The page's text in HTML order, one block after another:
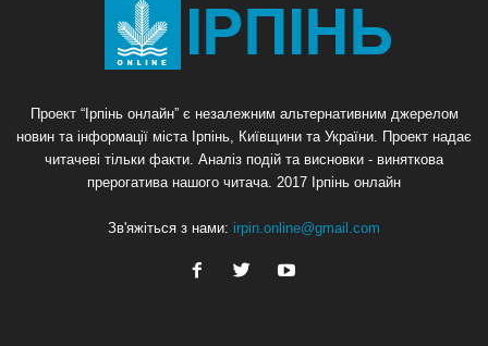
Проект “Ірпінь онлайн” є незалежним альтернативним джерелом
новин та інформації міста Ірпінь, Київщини та України. Проект надає
читачеві тільки факти. Аналіз подій та висновки - виняткова
прерогатива нашого читача. 2017 Ірпінь онлайн
Зв'яжіться з нами: irpin.online@gmail.com